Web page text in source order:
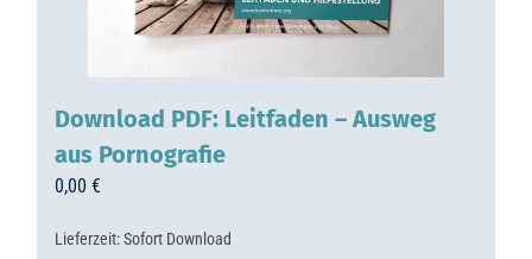
Download PDF: Leitfaden – Ausweg
aus Pornografie
0,00 €
Lieferzeit:Sofort Download